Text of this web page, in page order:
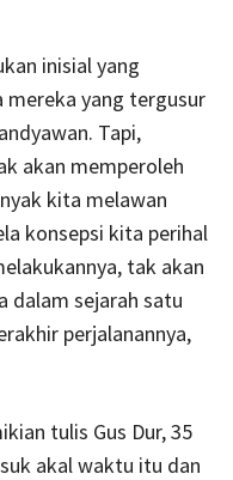
inisial yang
mereka yang tergusur
Tapi,
akan memperoleh
kita melawan
konsepsi kita perihal
tak akan
dalam sejarah satu
perjalanannya,
tulis Gus Dur, 35
akal waktu itu dan